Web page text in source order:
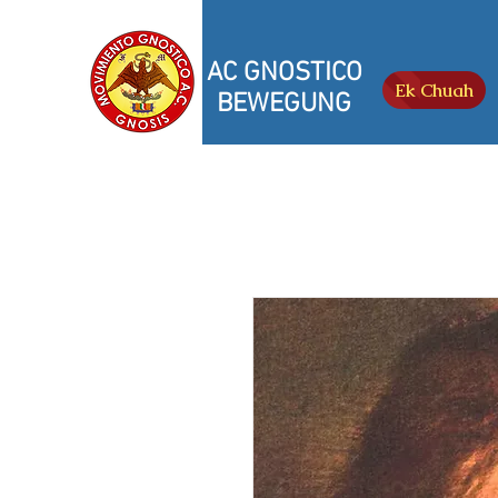
AC GNOSTICO
BEWEGUNG
Ek Chuah